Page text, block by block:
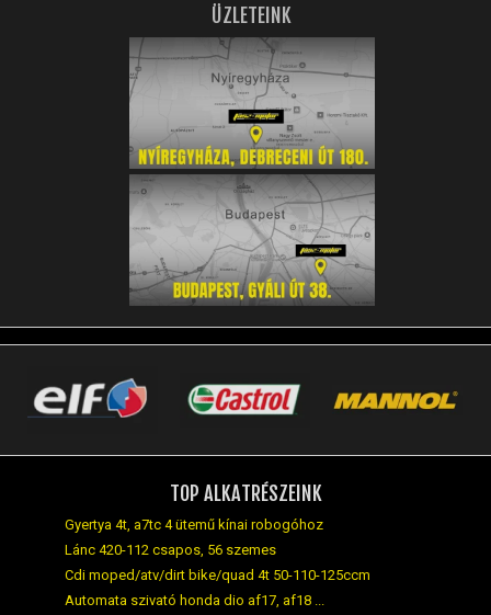
ÜZLETEINK
TOP ALKATRÉSZEINK
Gyertya 4t, a7tc 4 ütemű kínai robogóhoz
Lánc 420-112 csapos, 56 szemes
Cdi moped/atv/dirt bike/quad 4t 50-110-125ccm
Automata szivató honda dio af17, af18 ...